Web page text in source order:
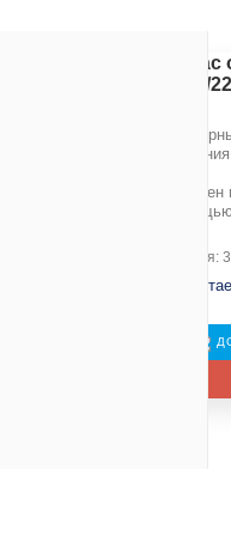
BP-24/
Возможен
с помощью
Гарантия:
Не